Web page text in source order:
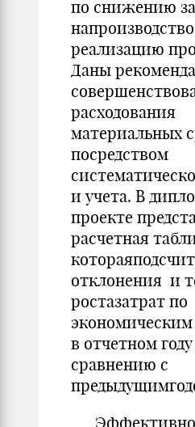
по снижению
реализацию
Даны
расходования
материальных
посредством
и учета. В
проекте
расчетная
отклонения и
ростазатрат по
в отчетном
сравнению с